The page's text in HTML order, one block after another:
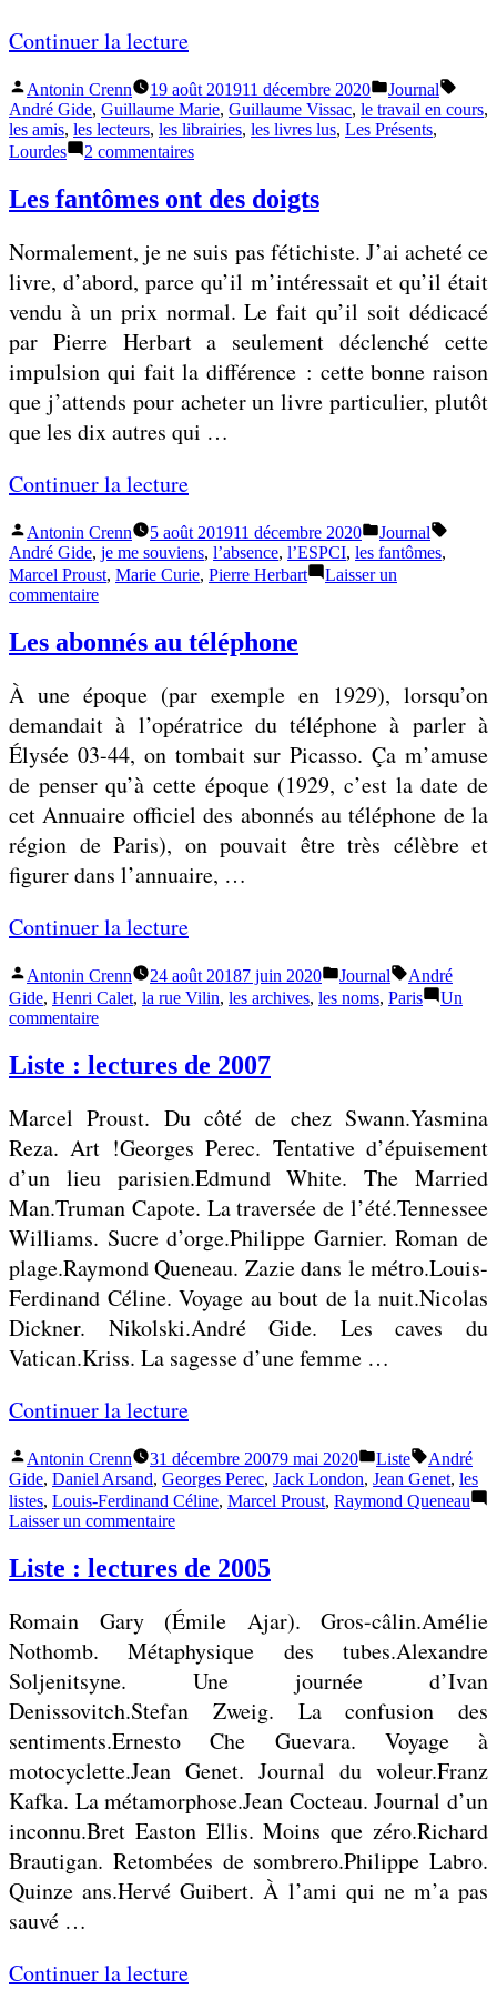
n
i
»
Continuer la lecture«
«
N
o
u
s
s
a
v
o
n
s
e
q
u
e
o
s
v
o
u
l
i
o
s
d
i
e
»
»
Publié
par
Antonin Crenn 19 août 201911 décembre 2020
Publié
dans
Journal
André Gide, Guillaume Marie, Guillaume Vissac, le travail en cours,
les amis, les lecteurs, les librairies, les livres lus, Les Présents,
Lourdes
2 commentairessur
savons
ce
nous
voulions
dire »
Les fantômes ont des doigts
Normalement, je ne suis pas fétichiste. J’ai acheté ce
livre, d’abord, parce qu’il m’intéressait et qu’il était
vendu à un prix normal. Le fait qu’il soit dédicacé
par Pierre Herbart a seulement déclenché cette
impulsion qui fait la différence : cette bonne raison
que j’attends pour acheter un livre particulier, plutôt
que les dix autres qui …
Continuer la lecture«
L
e
f
a
n
t
ô
m
e
s
o
t
d
e
d
o
i
g
t
s
»
Publié
par
Antonin Crenn 5 août 201911 décembre 2020
Publié
dans
Journal
André Gide, je me souviens, l’absence, l’ESPCI, les fantômes,
Marcel Proust, Marie Curie, Pierre Herbart
Laisser un
commentairesur
fantômes
ont
doigts
Les abonnés au téléphone
À une époque (par exemple en 1929), lorsqu’on
demandait à l’opératrice du téléphone à parler à
Élysée 03-44, on tombait sur Picasso. Ça m’amuse
de penser qu’à cette époque (1929, c’est la date de
cet Annuaire officiel des abonnés au téléphone de la
région de Paris), on pouvait être très célèbre et
figurer dans l’annuaire, …
Continuer la lecture«
L
e
a
o
n
n
é
s
a
u
t
é
p
h
n
e
»
Publié
par
Antonin Crenn 24 août 20187 juin 2020
Publié
dans
Journal Étiquettes :
André
Gide, Henri Calet, la rue Vilin, les archives, les noms, Paris
Un
commentairesur
abonnés
au
Liste : lectures de 2007
Marcel Proust. Du côté de chez Swann.Yasmina
Reza. Art !Georges Perec. Tentative d’épuisement
d’un lieu parisien.Edmund White. The Married
Man.Truman Capote. La traversée de l’été.Tennessee
Williams. Sucre d’orge.Philippe Garnier. Roman de
plage.Raymond Queneau. Zazie dans le métro.Louis-
Ferdinand Céline. Voyage au bout de la nuit.Nicolas
Dickner. Nikolski.André Gide. Les caves du
Vatican.Kriss. La sagesse d’une femme …
Continuer la lecture«
L
i
t
e
:
l
e
u
r
e
s
d
0
Publié
par
Antonin Crenn 31 décembre 20079 mai 2020
Publié
dans
Liste
André
Gide, Daniel Arsand, Georges Perec, Jack London, Jean Genet, les
listes, Louis-Ferdinand Céline, Marcel Proust, Raymond Queneau
Laisser un commentairesur
lectures
2007
Liste : lectures de 2005
Romain Gary (Émile Ajar). Gros-câlin.Amélie
Nothomb. Métaphysique des tubes.Alexandre
Soljenitsyne. Une journée d’Ivan
Denissovitch.Stefan Zweig. La confusion des
sentiments.Ernesto Che Guevara. Voyage à
motocyclette.Jean Genet. Journal du voleur.Franz
Kafka. La métamorphose.Jean Cocteau. Journal d’un
inconnu.Bret Easton Ellis. Moins que zéro.Richard
Brautigan. Retombées de sombrero.Philippe Labro.
Quinze ans.Hervé Guibert. À l’ami qui ne m’a pas
sauvé …
Continuer la lecture«